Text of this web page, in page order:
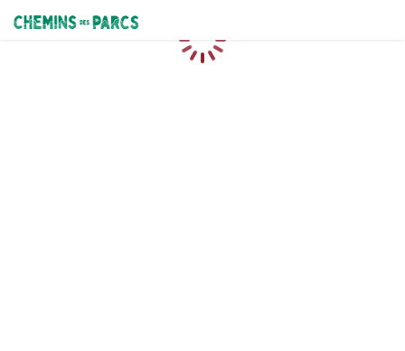
Chemins des Parcs
Loading